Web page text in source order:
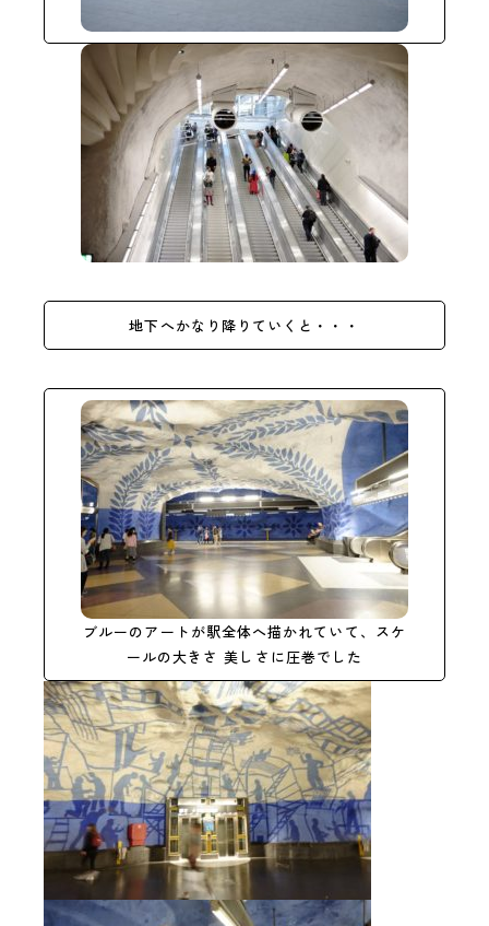
地下へかなり降りていくと・・・
ブルーのアートが駅全体へ描かれていて、スケ
ールの大きさ 美しさに圧巻でした